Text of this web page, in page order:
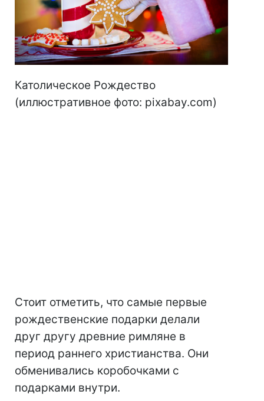
Католическое Рождество
(иллюстративное фото: pixabay.com)
Стоит отметить, что самые первые
рождественские подарки делали
друг другу древние римляне в
период раннего христианства. Они
обменивались коробочками с
подарками внутри.